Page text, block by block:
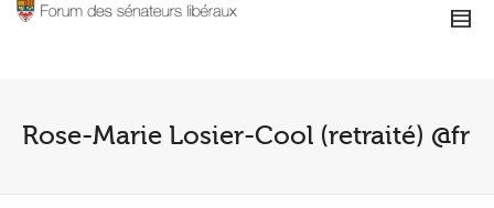
Rose-Marie Losier-Cool (retraité) @fr